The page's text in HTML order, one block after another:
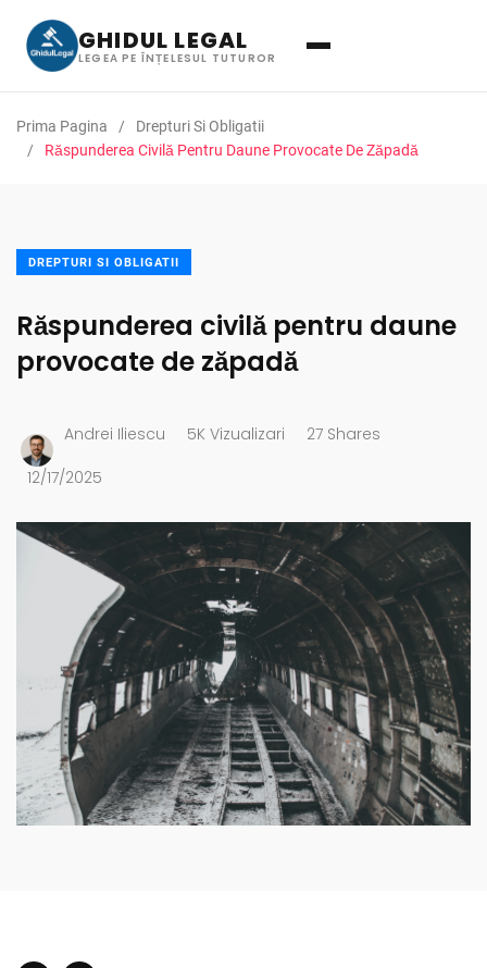
GHIDUL LEGAL
LEGEA PE ÎNȚELESUL TUTUROR
Prima Pagina
Drepturi Si Obligatii
Răspunderea Civilă Pentru Daune Provocate De Zăpadă
DREPTURI SI OBLIGATII
Răspunderea civilă pentru daune
provocate de zăpadă
Andrei Iliescu 5K Vizualizari 27 Shares
12/17/2025